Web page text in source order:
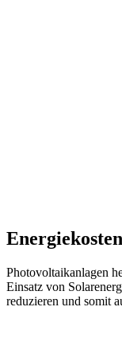
Photovoltaikanlagen
Einsatz von
reduzieren und somit